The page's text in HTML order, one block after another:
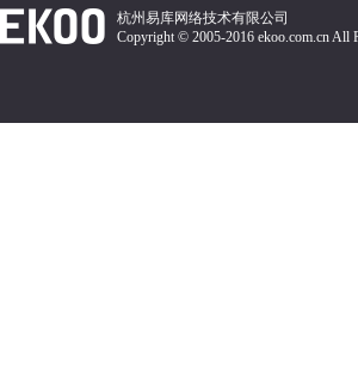
杭州易库网络技术有限公司
Copyright © 2005-2016 ekoo.com.cn All